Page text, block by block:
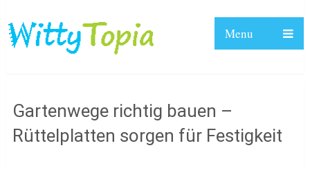
Menu
Gartenwege richtig bauen –
Rüttelplatten sorgen für Festigkeit